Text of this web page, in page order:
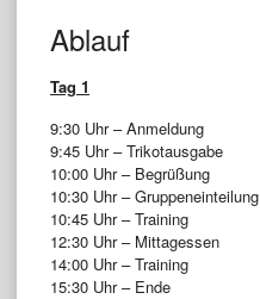
Ablauf
Tag 1
9:30 Uhr – Anmeldung
9:45 Uhr – Trikotausgabe
10:00 Uhr – Begrüßung
10:30 Uhr – Gruppeneinteilung
10:45 Uhr – Training
12:30 Uhr – Mittagessen
14:00 Uhr – Training
15:30 Uhr – Ende